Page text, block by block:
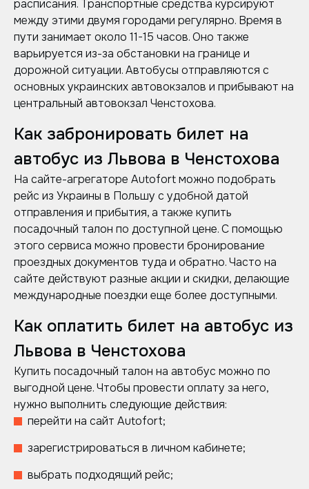
расписания. Транспортные средства курсируют
между этими двумя городами регулярно. Время в
пути занимает около 11-15 часов. Оно также
варьируется из-за обстановки на границе и
дорожной ситуации. Автобусы отправляются с
основных украинских автовокзалов и прибывают на
центральный автовокзал Ченстохова.
Как забронировать билет на
автобус из Львова в Ченстохова
На сайте-агрегаторе Autofort можно подобрать
рейс из Украины в Польшу с удобной датой
отправления и прибытия, а также купить
посадочный талон по доступной цене. С помощью
этого сервиса можно провести бронирование
проездных документов туда и обратно. Часто на
сайте действуют разные акции и скидки, делающие
международные поездки еще более доступными.
Как оплатить билет на автобус из
Львова в Ченстохова
Купить посадочный талон на автобус можно по
выгодной цене. Чтобы провести оплату за него,
нужно выполнить следующие действия:
перейти на сайт Autofort;
зарегистрироваться в личном кабинете;
выбрать подходящий рейс;